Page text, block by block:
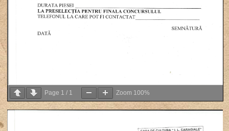
Page 1 / 1 Zoom 100%